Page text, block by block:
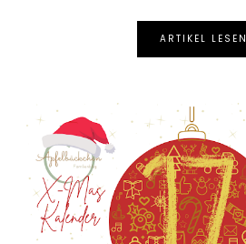
ARTIKEL LESEN